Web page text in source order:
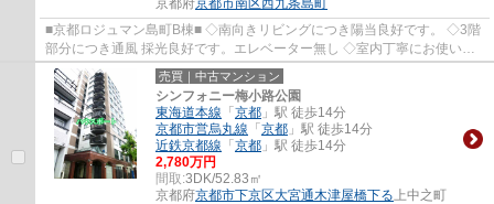
■京都ロジュマン島町B棟■ ◇南向きリビングにつき陽当良好です。 ◇3階
部分につき通風 採光良好です。エレベーター無し ◇室内丁寧にお使いで
す。 ◇物件からイオンモール京都まで徒歩7分
売買｜中古マンション
シンフォニー梅小路公園
東海道本線 「京都 」駅 徒歩14分
京都市営烏丸線 「京都 」駅 徒歩14分
近鉄京都線 「京都 」駅 徒歩14分
2,780万円
間取:3DK/52.83㎡
京都府京都市下京区大宮通木津屋橋下る 上中之町